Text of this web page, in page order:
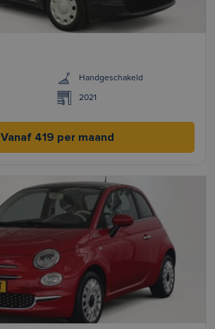
Handgeschakeld
2021
Vanaf 419 per maand